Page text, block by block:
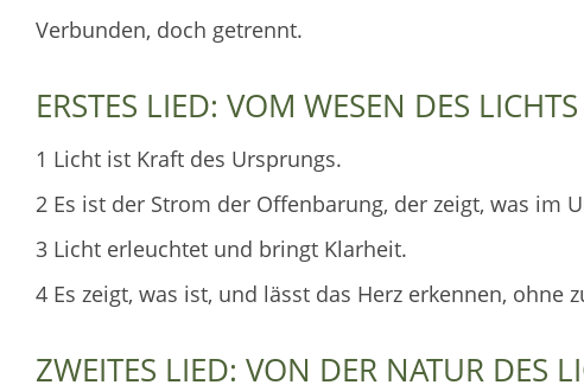
Verbunden, doch getrennt.
ERSTES LIED: VOM WESEN DES LICHTS
1 Licht ist Kraft des Ursprungs.
2 Es ist der Strom der Offenbarung, der zeigt, was im
3 Licht erleuchtet und bringt Klarheit.
4 Es zeigt, was ist, und lässt das Herz erkennen, ohne
ZWEITES LIED: VON DER NATUR DES